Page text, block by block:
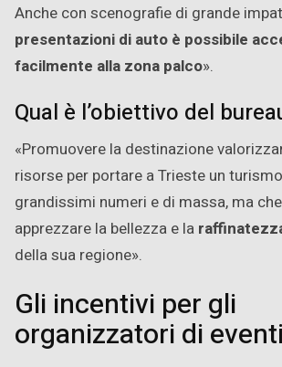
Anche con scenografie di grande
presentazioni di auto è possibile
facilmente alla zona palco».
Qual è l’obiettivo del
«Promuovere la destinazione
risorse per portare a Trieste un
grandissimi numeri e di massa, ma
apprezzare la bellezza e la
della sua regione».
Gli incentivi per gli
organizzatori di eventi